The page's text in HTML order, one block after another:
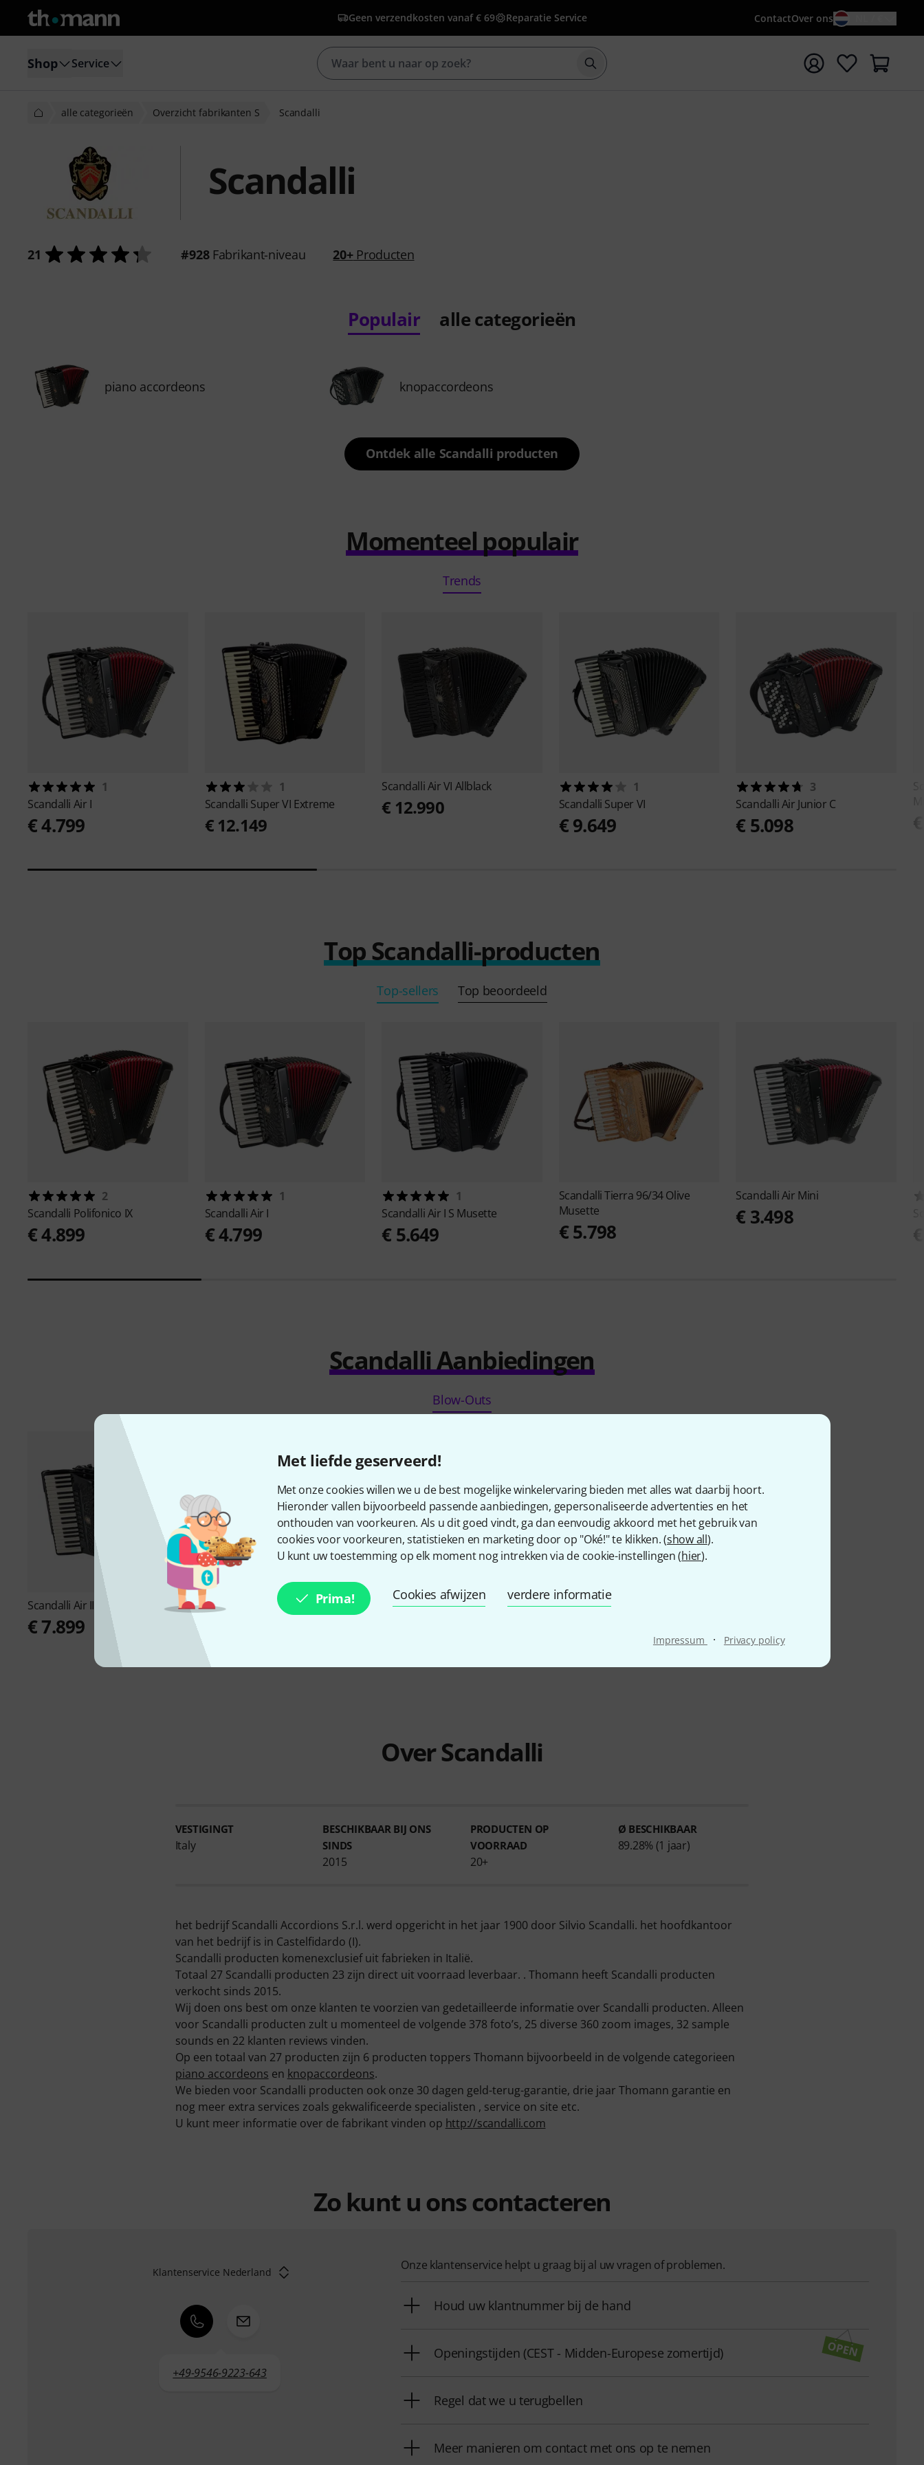
Met liefde geserveerd!
Met onze cookies willen we u de best mogelijke winkelervaring bieden met alles wat daarbij hoort.
Hieronder vallen bijvoorbeeld passende aanbiedingen, gepersonaliseerde advertenties en het
onthouden van voorkeuren. Als u dit goed vindt, ga dan eenvoudig akkoord met het gebruik van
cookies voor voorkeuren, statistieken en marketing door op "Oké!" te klikken. (show all).
U kunt uw toestemming op elk moment nog intrekken via de cookie-instellingen (hier).
Prima! Cookies afwijzen verdere informatie
Impressum · Privacy policy
Geen verzendkosten vanaf € 69 Reparatie Service ContactOver ons
Shop Service Zoek met zoekterm {searchTerm}
alle categorieën Overzicht fabrikanten S Scandalli
Scandalli
21 #928Fabrikant-niveau 20+Producten
Populair alle categorieën
piano accordeons knopaccordeons
Ontdek alle Scandalli producten
Momenteel populair
Trends
1
Scandalli Air I
€ 4.799
1
Scandalli Super VI Extreme
€ 12.149
ScandalliAir VI Allblack
€ 12.990
1
Scandalli Super VI
€ 9.649
3
ScandalliAir Junior C
€ 5.098
Top Scandalli-producten
Top-sellers Top beoordeeld
2
Scandalli Polifonico IX
€ 4.899
1
ScandalliAir I
€ 4.799
1
ScandalliAir I S Musette
€ 5.649
ScandalliTierra 96/34 Olive
Musette
€ 5.798
ScandalliAir Mini
€ 3.498
Scandalli Aanbiedingen
Blow-Outs
Scandalli Air III 120 B-Stock
€ 7.899
Scandalli Super VI B-Stock
Over Scandalli
VESTIGINGT
Italy
BESCHIKBAAR BIJ ONS
SINDS
2015
PRODUCTEN OP
VOORRAAD
20+
Ø BESCHIKBAAR
89.28% (1 jaar)
het bedrijf Scandalli Accordions S.r.l. werd opgericht in het jaar 1900 door Silvio Scandalli. het hoofdkantoor
van het bedrijf is in Castelfidardo (I).
Scandalli producten komenexclusief uit fabrieken in Italië.
Totaal 27 Scandalli producten 23 zijn direct uit voorraad leverbaar. . Thomann heeft Scandalli producten
verkocht sinds 2015.
Wij doen ons best om onze klanten te voorzien van gedetailleerde informatie over Scandalli producten. Alleen
voor Scandalli producten zult u momenteel de volgende 378 foto’s, 25 diverse 360 zoom images, 32 sample
sounds en 22 klanten reviews vinden.
Op een totaal van 27 producten zijn 6 producten toppers Thomann bijvoorbeeld in de volgende categorieen
piano accordeons en knopaccordeons.
We bieden voor Scandalli producten ook onze 30 dagen geld-terug-garantie, drie jaar Thomann garantie en
nog meer extra services zoals gekwalificeerde specialisten , service on site etc.
U kunt meer informatie over de fabrikant vinden op http://scandalli.com
Zo kunt u ons contacteren
Klantenservice Nederland
+49-9546-9223-643
Onze klantenservice helpt u graag bij al uw vragen of problemen.
Houd uw klantnummer bij de hand
Openingstijden (CEST - Midden-Europese zomertijd)
Regel dat we u terugbellen
Meer manieren om contact met ons op te nemen